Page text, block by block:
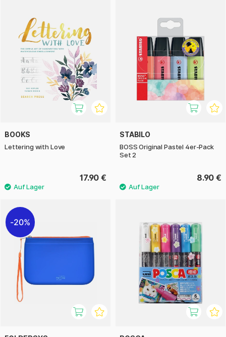
BOOKS
Lettering with Love
17.90 €
STABILO
BOSS Original Pastel 4er-Pack
Set 2
8.90 €
20%